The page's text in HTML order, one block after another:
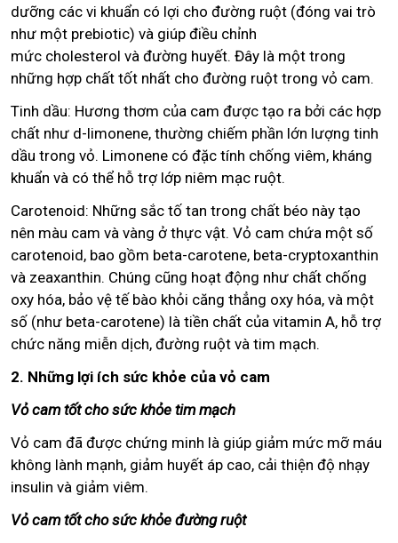
dưỡng các vi khuẩn có lợi cho đường ruột (đóng vai trò
như một prebiotic) và giúp điều chỉnh
mức cholesterol và đường huyết. Đây là một trong
những hợp chất tốt nhất cho đường ruột trong vỏ cam.
Tinh dầu: Hương thơm của cam được tạo ra bởi các hợp
chất như d-limonene, thường chiếm phần lớn lượng tinh
dầu trong vỏ. Limonene có đặc tính chống viêm, kháng
khuẩn và có thể hỗ trợ lớp niêm mạc ruột.
Carotenoid: Những sắc tố tan trong chất béo này tạo
nên màu cam và vàng ở thực vật. Vỏ cam chứa một số
carotenoid, bao gồm beta-carotene, beta-cryptoxanthin
và zeaxanthin. Chúng cũng hoạt động như chất chống
oxy hóa, bảo vệ tế bào khỏi căng thẳng oxy hóa, và một
số (như beta-carotene) là tiền chất của vitamin A, hỗ trợ
chức năng miễn dịch, đường ruột và tim mạch.
2. Những lợi ích sức khỏe của vỏ cam
Vỏ cam tốt cho sức khỏe tim mạch
Vỏ cam đã được chứng minh là giúp giảm mức mỡ máu
không lành mạnh, giảm huyết áp cao, cải thiện độ nhạy
insulin và giảm viêm.
Vỏ cam tốt cho sức khỏe đường ruột